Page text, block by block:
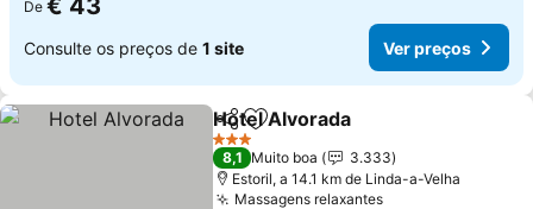
De € 43
Consulte os preços de 1 site Ver preços
PartilharAdicionar aos favoritos
Hotel Alvorada
3 Estrelas
8,1 Muito boa
3.333
Estoril, a 14.1 km de Linda-a-Velha
Massagens relaxantes